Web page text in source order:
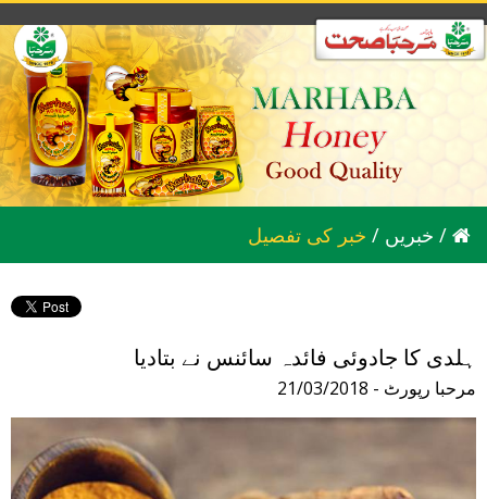
/
/ خبریں خبر کی تفصیل
ہلدی کا جادوئی فائدہ سائنس نے بتادیا
21/03/2018 - مرحبا رپورٹ